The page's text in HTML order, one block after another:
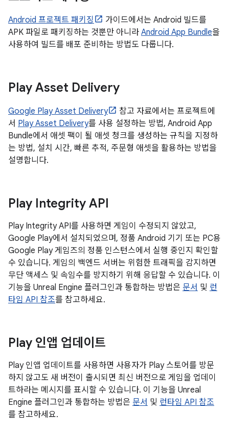
Android 프로젝트 패키징
가이드에서는 Android 빌드를
APK 파일로 패키징하는 것뿐만 아니라 Android App Bundle을
사용하여 빌드를 배포 준비하는 방법도 다룹니다.
Play Asset Delivery
Google Play Asset Delivery
참고 자료에서는 프로젝트에
서 Play Asset Delivery를 사용 설정하는 방법, Android App
Bundle에서 애셋 팩이 될 애셋 청크를 생성하는 규칙을 지정하
는 방법, 설치 시간, 빠른 추적, 주문형 애셋을 활용하는 방법을
설명합니다.
Play Integrity API
Play Integrity API를 사용하면 게임이 수정되지 않았고,
Google Play에서 설치되었으며, 정품 Android 기기 또는 PC용
Google Play 게임즈의 정품 인스턴스에서 실행 중인지 확인할
수 있습니다. 게임의 백엔드 서버는 위험한 트래픽을 감지하면
무단 액세스 및 속임수를 방지하기 위해 응답할 수 있습니다. 이
기능을 Unreal Engine 플러그인과 통합하는 방법은 문서 및 런
타임 API 참조를 참고하세요.
Play 인앱 업데이트
Play 인앱 업데이트를 사용하면 사용자가 Play 스토어를 방문
하지 않고도 새 버전이 출시되면 최신 버전으로 게임을 업데이
트하라는 메시지를 표시할 수 있습니다. 이 기능을 Unreal
Engine 플러그인과 통합하는 방법은 문서 및 런타임 API 참조
를 참고하세요.